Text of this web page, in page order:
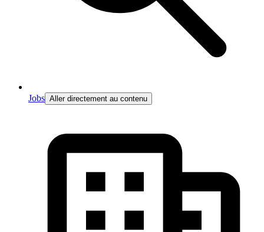
Jobs Aller directement au contenu